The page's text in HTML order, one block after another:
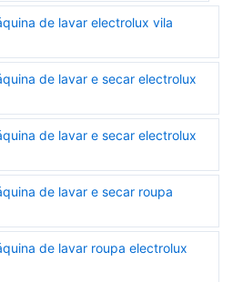
de lavar electrolux vila
de lavar e secar electrolux
de lavar e secar electrolux
de lavar e secar roupa
de lavar roupa electrolux